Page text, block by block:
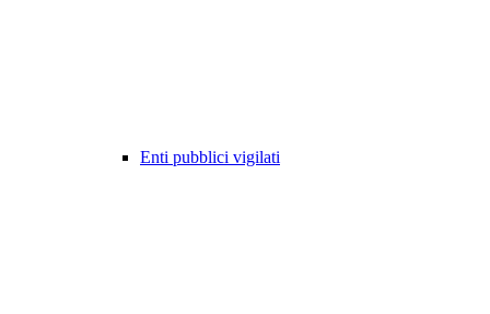
Enti pubblici vigilati